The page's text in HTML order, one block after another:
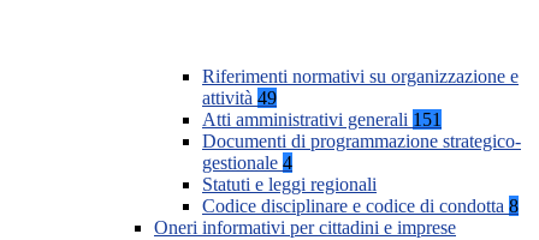
Riferimenti normativi su organizzazione e
attività 49
Atti amministrativi generali 151
Documenti di programmazione strategico-
gestionale 4
Statuti e leggi regionali
Codice disciplinare e codice di condotta 8
Oneri informativi per cittadini e imprese